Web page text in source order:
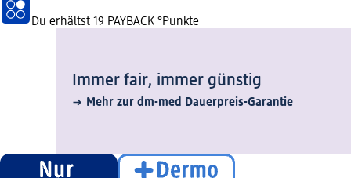
Du erhältst 19 PAYBACK °Punkte
Immer fair,­ immer günstig
Mehr zur dm-med Dauerpreis-Garantie